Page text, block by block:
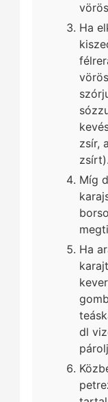
Ha
zsír,
zsírt).
Míg
Ha
dl